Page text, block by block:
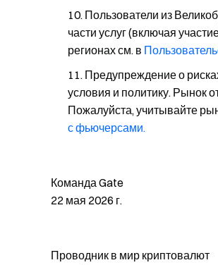
Пользователи из
части услуг (включая
регионах см. в
Предупреждение о
условия и политику. Рынок
Пожалуйста, учитывайте
с фьючерсами.
Команда Gate
22 мая 2026 г.
Проводник в мир криптовалют